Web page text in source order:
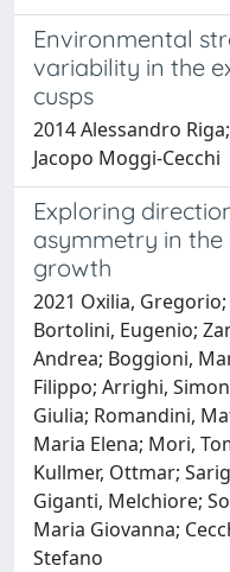
Environmental
variability in the
cusps
2014 Alessandro
Jacopo Moggi-Cecchi
Exploring
asymmetry in
growth
2021 Oxilia,
Bortolini, Eugenio;
Andrea; Boggioni,
Filippo; Arrighi,
Giulia; Romandini,
Maria Elena; Mori,
Kullmer, Ottmar;
Giganti, Melchiore;
Maria Giovanna;
Stefano